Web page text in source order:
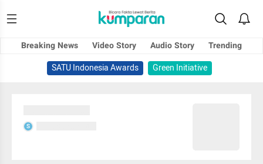
Breaking News Video Story Audio Story
Trending
SATU Indonesia Awards
Green Initiative
S